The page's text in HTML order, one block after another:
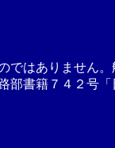
ではありません
部書籍７４２号